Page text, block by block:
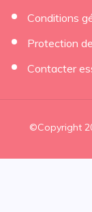
Conditions
Protection
Contacter
©Copyright